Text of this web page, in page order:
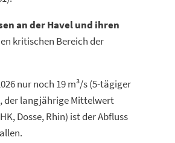
an der Havel und ihren
kritischen Bereich der
nur noch 19 m³/s (5-tägiger
der langjährige Mittelwert
Dosse, Rhin) ist der Abfluss